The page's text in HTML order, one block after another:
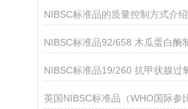
NIBSC标准品的质量控制方式介绍